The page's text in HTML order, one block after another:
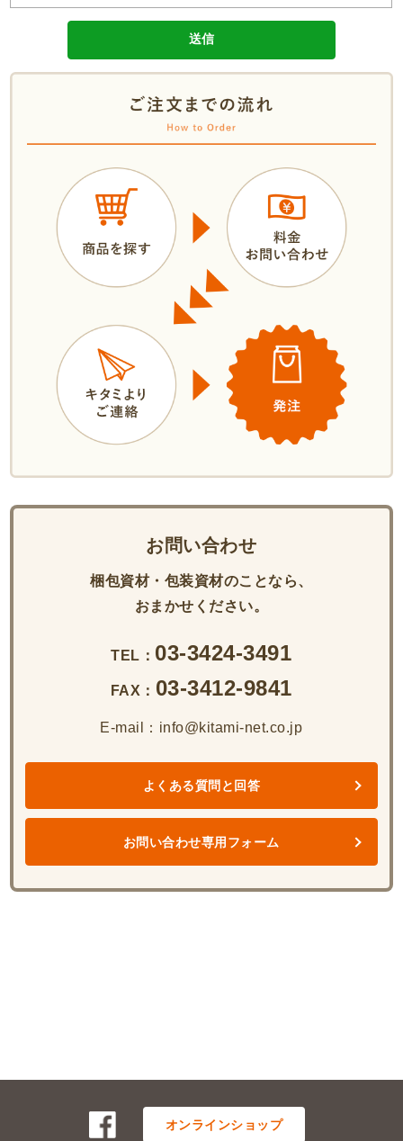
お問い合わせ
梱包資材・包装資材のことなら、
おまかせください。
TEL： 03-3424-3491
FAX： 03-3412-9841
E-mail：info@kitami-net.co.jp
よくある質問と回答
お問い合わせ専用フォーム
オンラインショップ